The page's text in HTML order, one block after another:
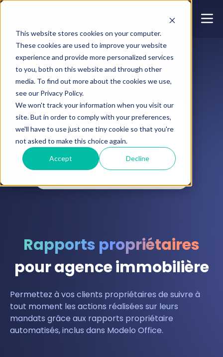
This website stores cookies on your computer.
These cookies are used to improve your website
experience and provide more personalized services
to you, both on this website and through other
media. To find out more about the cookies we use,
see our Privacy Policy.
We won't track your information when you visit our
site. But in order to comply with your preferences,
we'll have to use just one tiny cookie so that you're
not asked to make this choice again.
Accept Decline
Rapports propriétaires
pour agence immobilière
Permettez à vos clients propriétaires de suivre à
tout moment les actions réalisées sur leurs
mandats grâce aux rapports propriétaire
automatisés, inclus dans Modelo Office.